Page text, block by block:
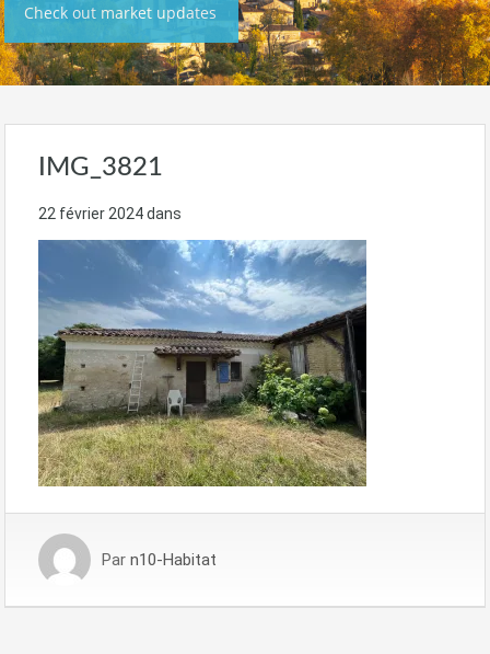
Check out market updates
IMG_3821
22 février 2024dans
Par n10-Habitat